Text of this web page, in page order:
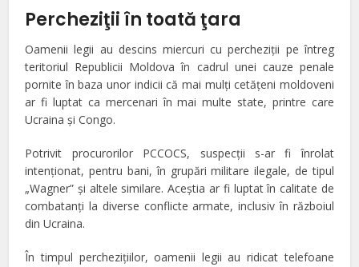
Percheziţii în toată ţara
Oamenii legii au descins miercuri cu percheziţii pe întreg
teritoriul Republicii Moldova în cadrul unei cauze penale
pornite în baza unor indicii că mai mulți cetățeni moldoveni
ar fi luptat ca mercenari în mai multe state, printre care
Ucraina și Congo.
Potrivit procurorilor PCCOCS, suspecții s-ar fi înrolat
intenționat, pentru bani, în grupări militare ilegale, de tipul
„Wagner” și altele similare. Aceștia ar fi luptat în calitate de
combatanți la diverse conflicte armate, inclusiv în războiul
din Ucraina.
În timpul perchezițiilor, oamenii legii au ridicat telefoane